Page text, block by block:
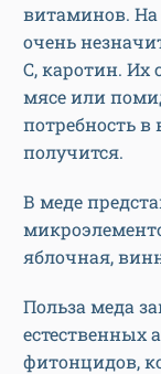
витаминов. На
очень
С, каротин. Их
мясе или
потребность
получится.
В меде
яблочная,
Польза меда
естественных
фитонцидов,